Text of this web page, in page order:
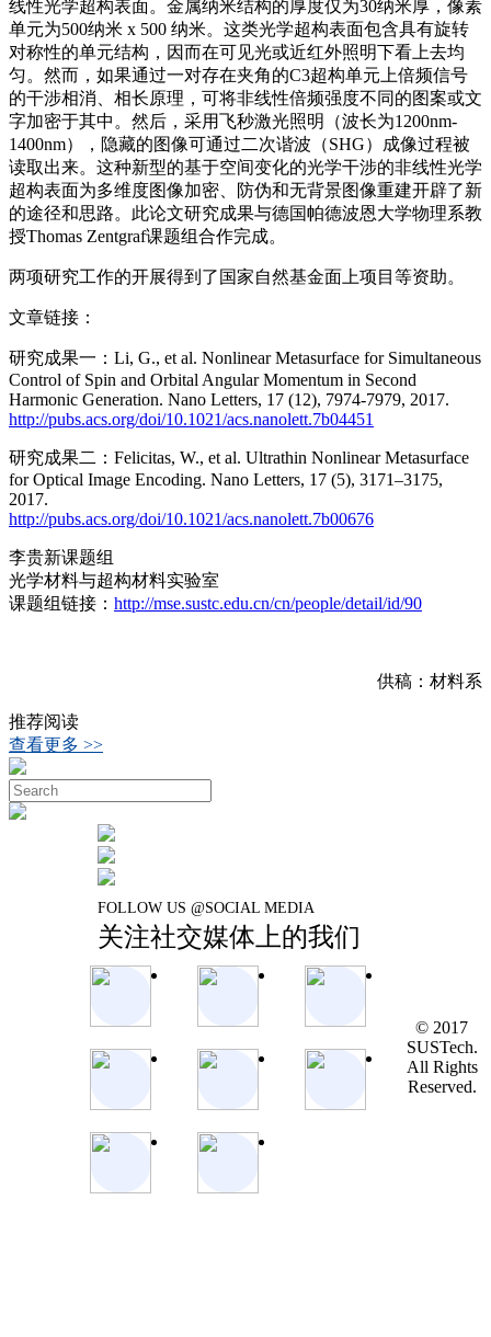
线性光学超构表面。金属纳米结构的厚度仅为30纳米厚，像素
单元为500纳米 x 500 纳米。这类光学超构表面包含具有旋转
对称性的单元结构，因而在可见光或近红外照明下看上去均
匀。然而，如果通过一对存在夹角的C3超构单元上倍频信号
的干涉相消、相长原理，可将非线性倍频强度不同的图案或文
字加密于其中。然后，采用飞秒激光照明（波长为1200nm-
1400nm），隐藏的图像可通过二次谐波（SHG）成像过程被
读取出来。这种新型的基于空间变化的光学干涉的非线性光学
超构表面为多维度图像加密、防伪和无背景图像重建开辟了新
的途径和思路。此论文研究成果与德国帕德波恩大学物理系教
授Thomas Zentgraf课题组合作完成。
两项研究工作的开展得到了国家自然基金面上项目等资助。
文章链接：
研究成果一：Li, G., et al. Nonlinear Metasurface for Simultaneous
Control of Spin and Orbital Angular Momentum in Second
Harmonic Generation. Nano Letters, 17 (12), 7974-7979, 2017.
http://pubs.acs.org/doi/10.1021/acs.nanolett.7b04451
研究成果二：Felicitas, W., et al. Ultrathin Nonlinear Metasurface
for Optical Image Encoding. Nano Letters, 17 (5), 3171–3175,
2017.
http://pubs.acs.org/doi/10.1021/acs.nanolett.7b00676
李贵新课题组
光学材料与超构材料实验室
课题组链接： http://mse.sustc.edu.cn/cn/people/detail/id/90
供稿：材料系
推荐阅读
查看更多 >>
FOLLOW US @SOCIAL MEDIA
关注社交媒体上的我们
© 2017
SUSTech.
All Rights
Reserved.